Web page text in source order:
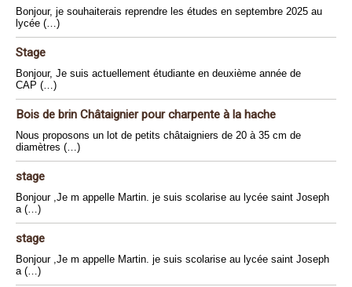
Bonjour, je souhaiterais reprendre les études en septembre 2025 au
lycée (…)
Stage
Bonjour, Je suis actuellement étudiante en deuxième année de
CAP (…)
Bois de brin Châtaignier pour charpente à la hache
Nous proposons un lot de petits châtaigniers de 20 à 35 cm de
diamètres (…)
stage
Bonjour ,Je m appelle Martin. je suis scolarise au lycée saint Joseph
a (…)
stage
Bonjour ,Je m appelle Martin. je suis scolarise au lycée saint Joseph
a (…)